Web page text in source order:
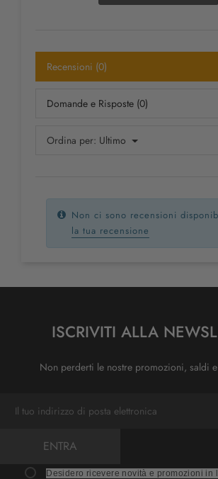
Recensioni (0)
Domande e Risposte (0)
Ordina per: Ultimo
Non ci sono recensioni
la tua recensione
ISCRIVITI ALLA
Non perderti le nostre promozioni, saldi
ENTRA
Desidero ricevere novità e promozioni in